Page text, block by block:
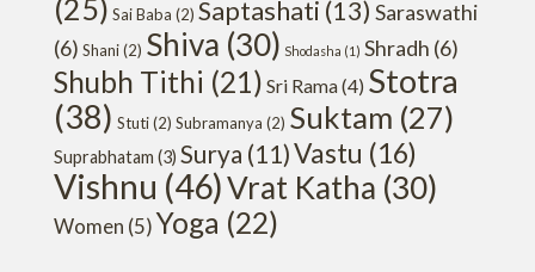
(25) Sai Baba (2) Saptashati (13) Saraswathi
(6) Shani(2) Shiva (30) Shodasha (1) Shradh (6)
Shubh Tithi (21) Sri Rama(4) Stotra
(38) Stuti(2) Subramanya (2) Suktam (27)
Suprabhatam (3) Surya (11)Vastu (16)
Vishnu (46)Vrat Katha (30)
Women (5)Yoga (22)